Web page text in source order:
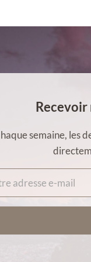
semaine, les